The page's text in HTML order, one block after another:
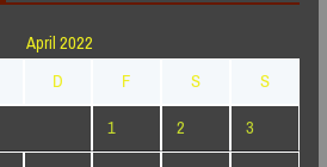
April 2022
D F S
S
1
2
3